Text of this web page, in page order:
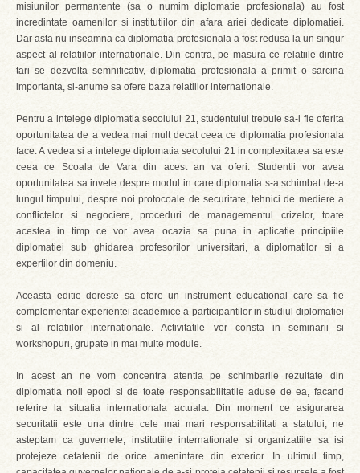
misiunilor permantente (sa o numim diplomatie profesionala) au fost
incredintate oamenilor si institutiilor din afara ariei dedicate diplomatiei.
Dar asta nu inseamna ca diplomatia profesionala a fost redusa la un singur
aspect al relatiilor internationale. Din contra, pe masura ce relatiile dintre
tari se dezvolta semnificativ, diplomatia profesionala a primit o sarcina
importanta, si-anume sa ofere baza relatiilor internationale.
Pentru a intelege diplomatia secolului 21, studentului trebuie sa-i fie oferita
oportunitatea de a vedea mai mult decat ceea ce diplomatia profesionala
face. A vedea si a intelege diplomatia secolului 21 in complexitatea sa este
ceea ce Scoala de Vara din acest an va oferi. Studentii vor avea
oportunitatea sa invete despre modul in care diplomatia s-a schimbat de-a
lungul timpului, despre noi protocoale de securitate, tehnici de mediere a
conflictelor si negociere, proceduri de managementul crizelor, toate
acestea in timp ce vor avea ocazia sa puna in aplicatie principiile
diplomatiei sub ghidarea profesorilor universitari, a diplomatilor si a
expertilor din domeniu.
Aceasta editie doreste sa ofere un instrument educational care sa fie
complementar experientei academice a participantilor in studiul diplomatiei
si al relatiilor internationale. Activitatile vor consta in seminarii si
workshopuri, grupate in mai multe module.
In acest an ne vom concentra atentia pe schimbarile rezultate din
diplomatia noii epoci si de toate responsabilitatile aduse de ea, facand
referire la situatia internationala actuala. Din moment ce asigurarea
securitatii este una dintre cele mai mari responsabilitati a statului, ne
asteptam ca guvernele, institutiile internationale si organizatiile sa isi
protejeze cetatenii de orice amenintare din exterior. In ultimul timp,